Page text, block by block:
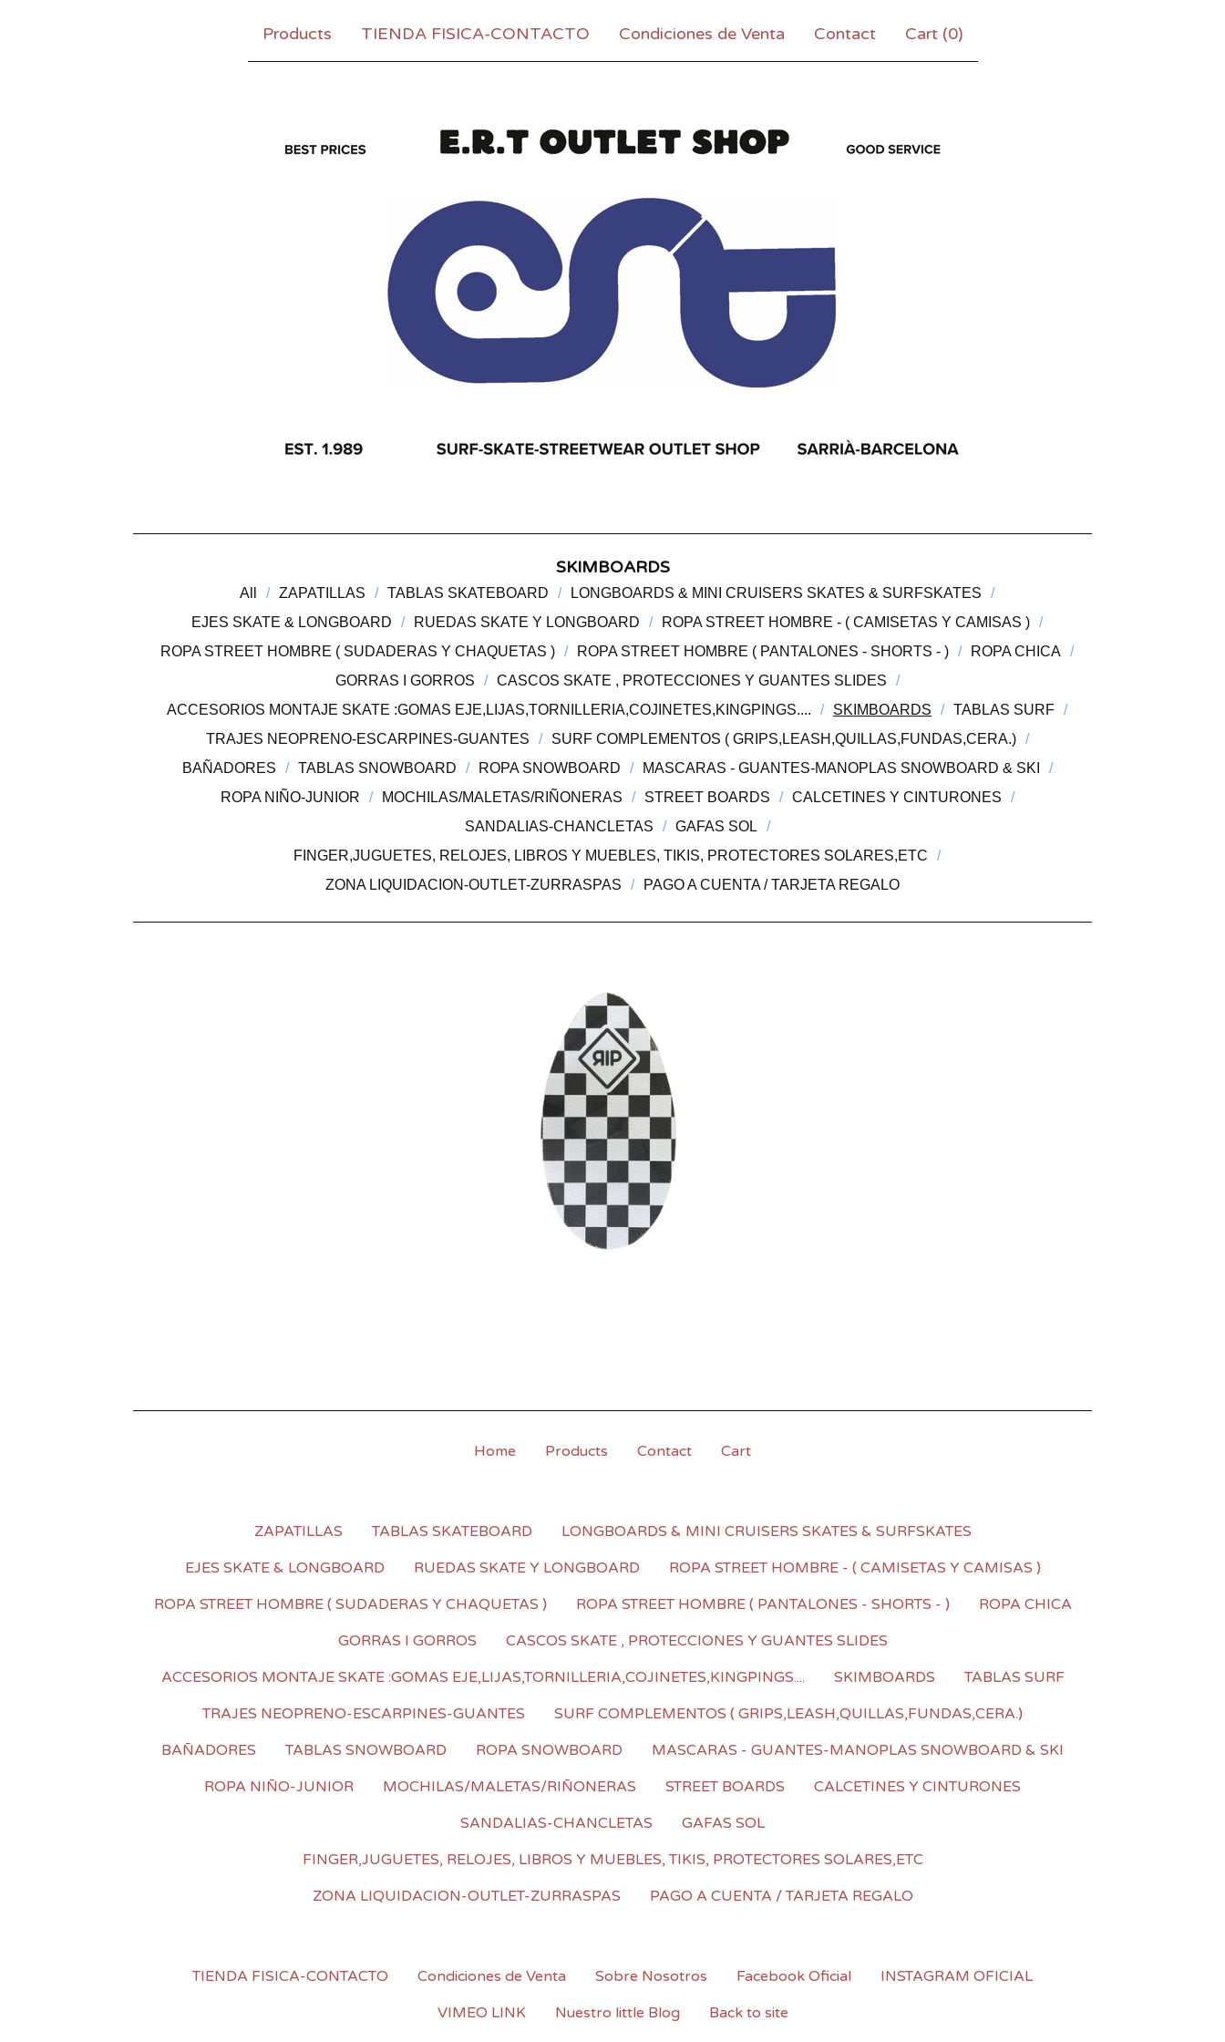
Products TIENDA FISICA-CONTACTO Condiciones de Venta Contact Cart (0)
SKIMBOARDS
All ZAPATILLAS TABLAS SKATEBOARD
LONGBOARDS & MINI CRUISERS SKATES & SURFSKATES
EJES SKATE & LONGBOARD
RUEDAS SKATE Y LONGBOARD
ROPA STREET HOMBRE - ( CAMISETAS Y CAMISAS )
ROPA STREET HOMBRE ( SUDADERAS Y CHAQUETAS )
ROPA STREET HOMBRE ( PANTALONES - SHORTS - )
ROPA CHICA
GORRAS I GORROS
CASCOS SKATE , PROTECCIONES Y GUANTES SLIDES
ACCESORIOS MONTAJE SKATE :GOMAS EJE,LIJAS,TORNILLERIA,COJINETES,KINGPINGS....
SKIMBOARDS
TABLAS SURF
TRAJES NEOPRENO-ESCARPINES-GUANTES
SURF COMPLEMENTOS ( GRIPS,LEASH,QUILLAS,FUNDAS,CERA.)
BAÑADORES
TABLAS SNOWBOARD ROPA SNOWBOARD
MASCARAS - GUANTES-MANOPLAS SNOWBOARD & SKI
ROPA NIÑO-JUNIOR
MOCHILAS/MALETAS/RIÑONERAS STREET BOARDS
CALCETINES Y CINTURONES
SANDALIAS-CHANCLETAS
GAFAS SOL
FINGER,JUGUETES, RELOJES, LIBROS Y MUEBLES, TIKIS, PROTECTORES SOLARES,ETC
ZONA LIQUIDACION-OUTLET-ZURRASPAS
PAGO A CUENTA / TARJETA REGALO
Home Products Contact Cart
ZAPATILLAS TABLAS SKATEBOARD
LONGBOARDS & MINI CRUISERS SKATES & SURFSKATES
EJES SKATE & LONGBOARD
RUEDAS SKATE Y LONGBOARD
ROPA STREET HOMBRE - ( CAMISETAS Y CAMISAS )
ROPA STREET HOMBRE ( SUDADERAS Y CHAQUETAS )
ROPA STREET HOMBRE ( PANTALONES - SHORTS - )
ROPA CHICA
GORRAS I GORROS
CASCOS SKATE , PROTECCIONES Y GUANTES SLIDES
ACCESORIOS MONTAJE SKATE :GOMAS EJE,LIJAS,TORNILLERIA,COJINETES,KINGPINGS....
SKIMBOARDS
TABLAS SURF
TRAJES NEOPRENO-ESCARPINES-GUANTES
SURF COMPLEMENTOS ( GRIPS,LEASH,QUILLAS,FUNDAS,CERA.)
BAÑADORES
TABLAS SNOWBOARD ROPA SNOWBOARD
MASCARAS - GUANTES-MANOPLAS SNOWBOARD & SKI
ROPA NIÑO-JUNIOR
MOCHILAS/MALETAS/RIÑONERAS STREET BOARDS
CALCETINES Y CINTURONES
SANDALIAS-CHANCLETAS
GAFAS SOL
FINGER,JUGUETES, RELOJES, LIBROS Y MUEBLES, TIKIS, PROTECTORES SOLARES,ETC
ZONA LIQUIDACION-OUTLET-ZURRASPAS
PAGO A CUENTA / TARJETA REGALO
TIENDA FISICA-CONTACTO Condiciones de Venta Sobre Nosotros Facebook Oficial
INSTAGRAM OFICIAL
VIMEO LINK
Nuestro little Blog Back to site